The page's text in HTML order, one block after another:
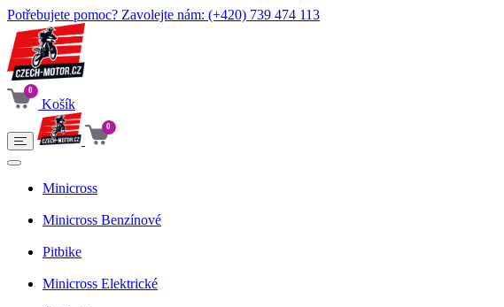
Potřebujete pomoc? Zavolejte nám: (+420) 739 474 113
0
Košík
0
Minicross
Minicross Benzínové
Pitbike
Minicross Elektrické